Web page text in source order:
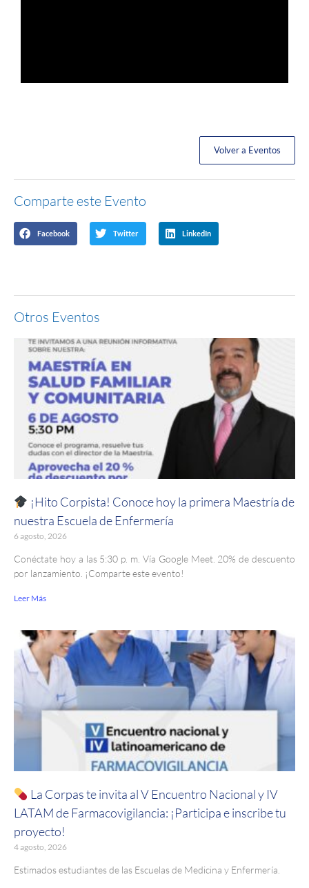
Volver a Eventos
Comparte este Evento
Facebook Twitter LinkedIn
Otros Eventos
¡Hito Corpista! Conoce hoy la primera Maestría de
nuestra Escuela de Enfermería
6 agosto, 2026
Conéctate hoy a las 5:30 p. m. Vía Google Meet. 20% de descuento
por lanzamiento. ¡Comparte este evento!
Leer Más
La Corpas te invita al V Encuentro Nacional y IV
LATAM de Farmacovigilancia: ¡Participa e inscribe tu
proyecto!
4 agosto, 2026
Estimados estudiantes de las Escuelas de Medicina y Enfermería.